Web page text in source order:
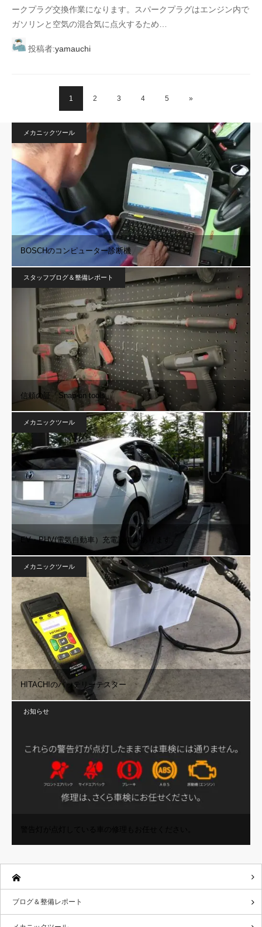
ークプラグ交換作業になります。スパークプラグはエンジン内で
ガソリンと空気の混合気に点火するため…
投稿者:yamauchi
1 2 3 4 5 »
メカニックツール
BOSCHのコンピューター診断機
スタッフブログ＆整備レポート
信頼の証「Snap-on tools」
メカニックツール
EV・PHV(電気自動車）充電設備があります。
メカニックツール
HITACHIのバッテリーテスター
お知らせ
ブログ＆整備レポート